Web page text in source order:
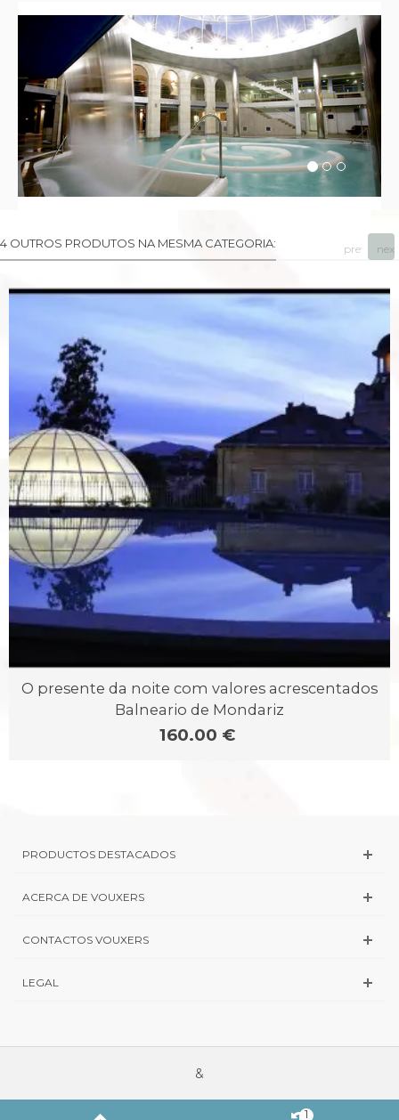
Previous Next
4 OUTROS PRODUTOS NA MESMA CATEGORIA:
O presente da noite com valores acrescentados
Balneario de Mondariz
160.00 €
prev next
PRODUCTOS DESTACADOS
ACERCA DE VOUXERS
CONTACTOS VOUXERS
LEGAL
&
1